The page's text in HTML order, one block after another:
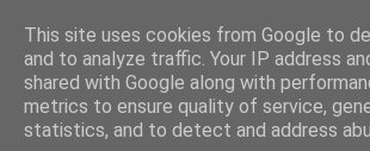
This site uses cookies from Google to
and to analyze traffic. Your IP address
shared with Google along with
metrics to ensure quality of service,
statistics, and to detect and address